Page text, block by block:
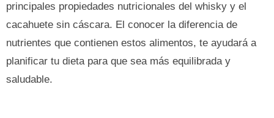
principales propiedades nutricionales del whisky y el
cacahuete sin cáscara. El conocer la diferencia de
nutrientes que contienen estos alimentos, te ayudará a
planificar tu dieta para que sea más equilibrada y
saludable.